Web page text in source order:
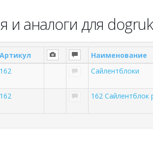
и аналоги для
Артикул Наименование
162 Сайлентблоки
162 162 Сайлентблок